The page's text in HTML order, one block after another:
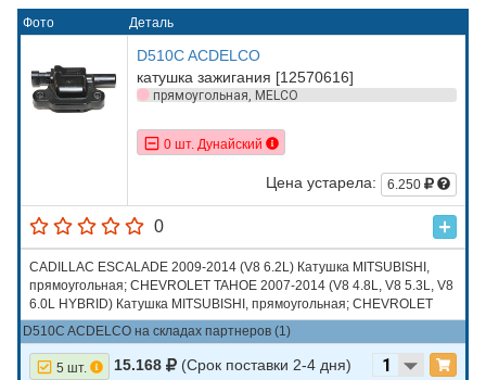
Фото Деталь
D510C ACDELCO
катушка зажигания [12570616]
прямоугольная, MELCO
0 шт. Дунайский
Цена устарела: 6.250
0
CADILLAC ESCALADE 2009-2014 (V8 6.2L) Катушка MITSUBISHI,
прямоугольная; CHEVROLET TAHOE 2007-2014 (V8 4.8L, V8 5.3L, V8
6.0L HYBRID) Катушка MITSUBISHI, прямоугольная; CHEVROLET
TRAILBLAZER 2005-2009 (V8 5.3L, V8 6.0L) прямоугольная, MELCO;
HUMMER H2 2008, 2009 (V8 6.2L) прямоугольная, MELCO; HUMMER
H3 2008-2010 (V8 5.3L) прямоугольная, MELCO
D510C ACDELCO на складах партнеров (1)
5 шт. 15.168 (Срок поставки 2-4 дня)